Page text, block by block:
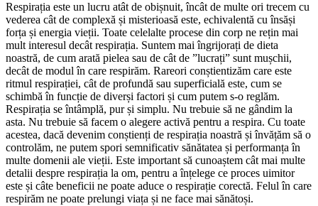
Respirația este un lucru atât de obișnuit, încât de multe ori trecem cu
vederea cât de complexă și misterioasă este, echivalentă cu însăși
forța și energia vieții. Toate celelalte procese din corp ne rețin mai
mult interesul decât respirația. Suntem mai îngrijorați de dieta
noastră, de cum arată pielea sau de cât de ”lucrați” sunt mușchii,
decât de modul în care respirăm. Rareori conștientizăm care este
ritmul respirației, cât de profundă sau superficială este, cum se
schimbă în funcție de diverși factori și cum putem s-o reglăm.
Respirația se întâmplă, pur și simplu. Nu trebuie să ne gândim la
asta. Nu trebuie să facem o alegere activă pentru a respira. Cu toate
acestea, dacă devenim conștienți de respirația noastră și învățăm să o
controlăm, ne putem spori semnificativ sănătatea și performanța în
multe domenii ale vieții. Este important să cunoaștem cât mai multe
detalii despre respirația la om, pentru a înțelege ce proces uimitor
este și câte beneficii ne poate aduce o respirație corectă. Felul în care
respirăm ne poate prelungi viața și ne face mai sănătoși.